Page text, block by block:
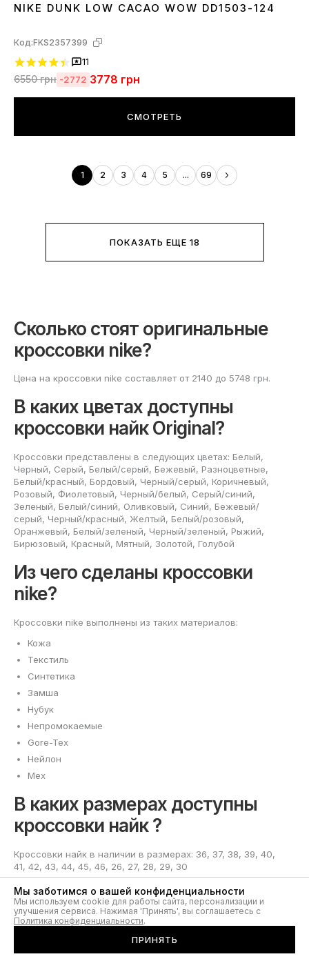
3637 383940 4142 43 4445
NIKE DUNK LOW CACAO WOW DD1503-124
Код:FKS2357399
11
6550грн -2772 3778 грн
СМОТРЕТЬ
1 2 3 4 5 ... 69
ПОКАЗАТЬ ЕЩЕ 18
Сколько стоят оригинальные
кроссовки nike?
Цена на кроссовки nike составляет от 2140 до 5748 грн.
В каких цветах доступны
кроссовки найк Original?
Кроссовки представлены в следующих цветах: Белый,
Черный, Серый, Белый/серый, Бежевый, Разноцветные,
Белый/красный, Бордовый, Черный/серый, Коричневый,
Розовый, Фиолетовый, Черный/белый, Серый/синий,
Зеленый, Белый/синий, Оливковый, Синий, Бежевый/
серый, Черный/красный, Желтый, Белый/розовый,
Оранжевый, Белый/зеленый, Черный/зеленый, Рыжий,
Бирюзовый, Красный, Мятный, Золотой, Голубой
Из чего сделаны кроссовки
nike?
Кроссовки nike выполнены из таких материалов:
Кожа
Текстиль
Синтетика
Замша
Нубук
Непромокаемые
Gore-Tex
Нейлон
Мех
В каких размерах доступны
кроссовки найк ?
Кроссовки найк в наличии в размерах: 36, 37, 38, 39, 40,
41, 42, 43, 44, 45, 46, 26, 27, 28, 29, 30
Кроссовки Nike на Footers:
Мы заботимся о вашей конфиденциальности
Мы используем cookie для работы сайта, персонализации и
улучшения сервиса. Нажимая 'Принять', вы соглашаетесь с
Политика конфиденциальности.
ПРИНЯТЬ